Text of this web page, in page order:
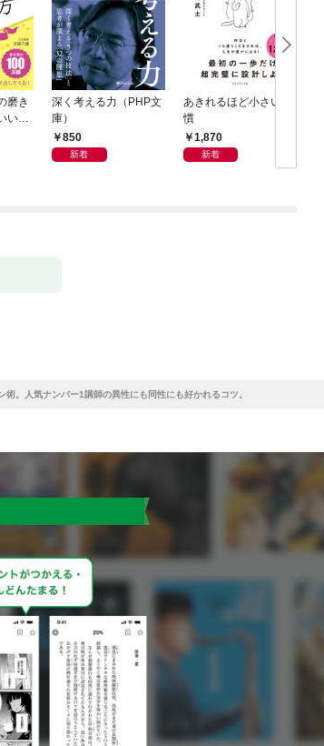
磨き
こ
出し
深く考える力（PHP文
庫）
850
新着
あきれるほど小さい習
慣
1,870
新着
。人気ナンバー1講師の異性にも同性にも好かれるコツ。